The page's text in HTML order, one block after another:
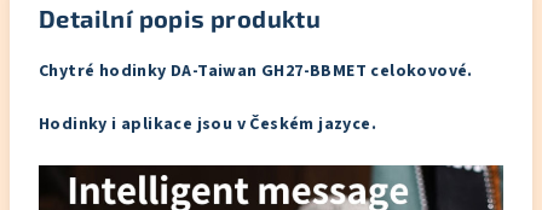
Detailní popis produktu
Chytré hodinky DA-Taiwan GH27-BBMET celokovové.
Hodinky i aplikace jsou v Českém jazyce.